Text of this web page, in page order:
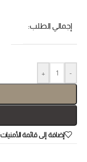
إجمالي الطلب:
-
+
إضافة إلى قائمة الأمنيات